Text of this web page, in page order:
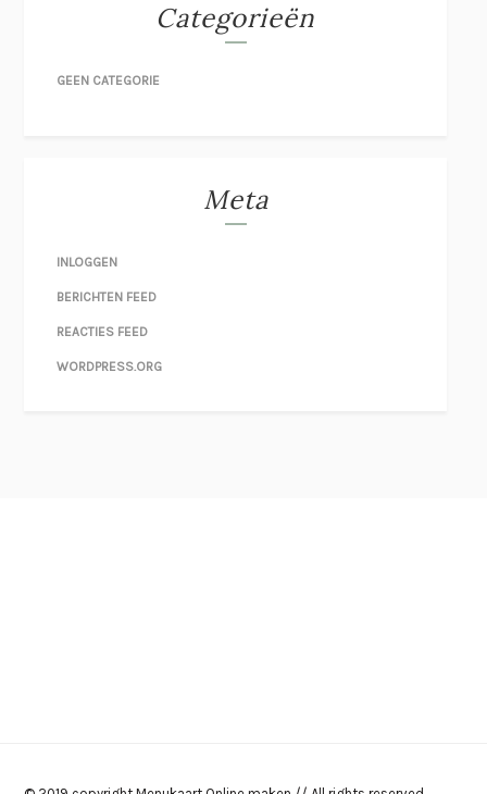
Categorieën
GEEN CATEGORIE
Meta
INLOGGEN
BERICHTEN FEED
REACTIES FEED
WORDPRESS.ORG